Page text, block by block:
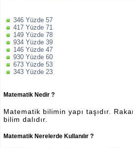
346 Yüzde 57
417 Yüzde 71
149 Yüzde 78
934 Yüzde 39
146 Yüzde 47
930 Yüzde 60
673 Yüzde 53
343 Yüzde 23
Matematik Nedir ?
Matematik bilimin yapı taşıdır.
bilim dalıdır.
Matematik Nerelerde Kullanılır ?